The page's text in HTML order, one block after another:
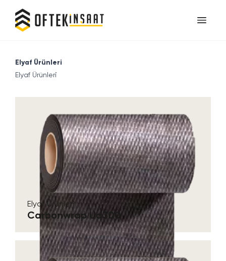
Elyaf Ürünleri
Elyaf Ürünleri
Elyaf Ürünleri
Carbonwrap Ud300